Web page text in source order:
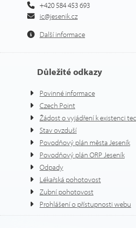
+420 584 453 693
ic@jesenik.cz
Další informace
Důležité odkazy
Povinné informace
Czech Point
Žádost o vyjádření k existenci
Stav ovzduší
Povodňový plán města Jeseník
Povodňový plán ORP Jeseník
Odpady
Lékařská pohotovost
Zubní pohotovost
Prohlášení o přístupnosti webu